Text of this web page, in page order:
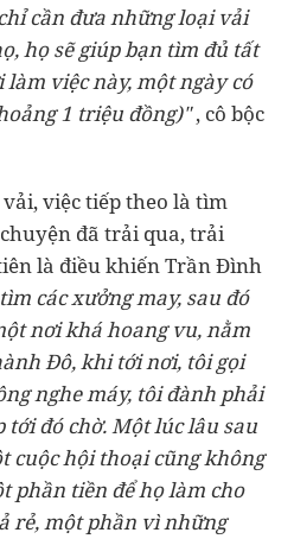
cần đưa những loại vải
họ sẽ giúp bạn tìm đủ tất
việc này, một ngày có
1 triệu đồng)", cô bộc
việc tiếp theo là tìm
đã trải qua, trải
là điều khiến Trần Đình
các xưởng may, sau đó
nơi khá hoang vu, nằm
Đô, khi tới nơi, tôi gọi
nghe máy, tôi đành phải
đó chờ. Một lúc lâu sau
cuộc hội thoại cũng không
phần tiền để họ làm cho
rẻ, một phần vì những